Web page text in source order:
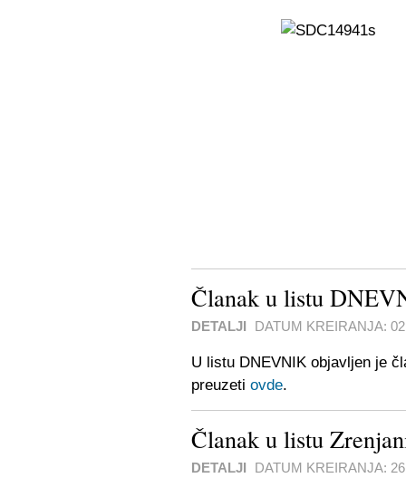
Članak u listu
DETALJI DATUM KREIRANJA:
U listu DNEVNIK objavljen je
preuzeti ovde.
Članak u listu
DETALJI DATUM KREIRANJA: